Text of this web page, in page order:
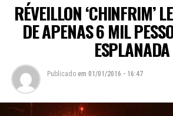
RÉVEILLON ‘CHINFRIM’
DE APENAS 6 MIL
ESPLANADA
Publicado em 01/01/2016 - 16:47